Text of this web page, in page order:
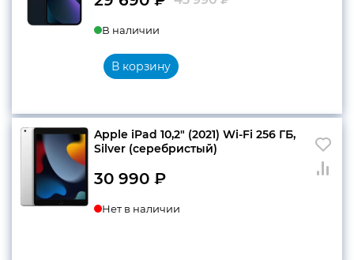
В наличии
В корзину
Apple iPad 10,2″ (2021) Wi-Fi 256 ГБ,
Silver (серебристый)
30 990 ₽
Нет в наличии